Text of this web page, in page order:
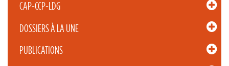
CAP-CCP-LDG
DOSSIERS À LA UNE
PUBLICATIONS